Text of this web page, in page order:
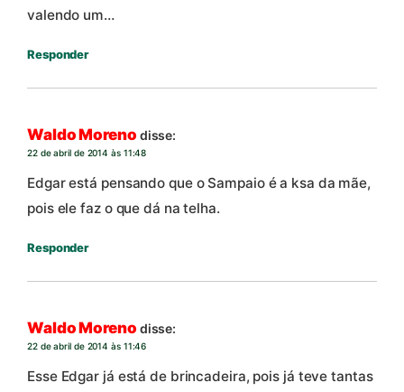
valendo um…
Responder
Waldo Moreno disse:
22 de abril de 2014 às 11:48
Edgar está pensando que o Sampaio é a ksa da mãe,
pois ele faz o que dá na telha.
Responder
Waldo Moreno disse:
22 de abril de 2014 às 11:46
Esse Edgar já está de brincadeira, pois já teve tantas